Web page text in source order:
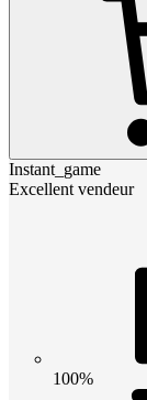
Instant_game
Excellent vendeur
100%